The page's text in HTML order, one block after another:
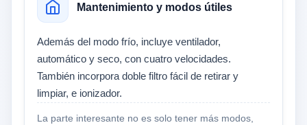
Mantenimiento y modos útiles
Además del modo frío, incluye ventilador,
automático y seco, con cuatro velocidades.
También incorpora doble filtro fácil de retirar y
limpiar, e ionizador.
La parte interesante no es solo tener más modos,